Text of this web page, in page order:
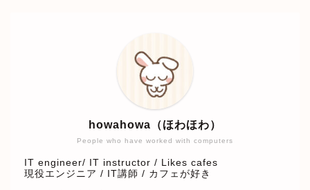
People who have worked with computers
howahowa（ほわほわ）
IT engineer/ IT instructor / Likes cafes
現役エンジニア / IT講師 / カフェが好き